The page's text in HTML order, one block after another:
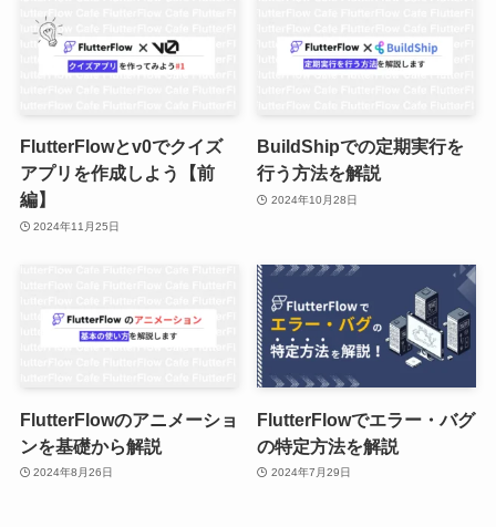
FlutterFlowとv0でクイズ
アプリを作成しよう【前
編】
2024年11月25日
BuildShipでの定期実行を
行う方法を解説
2024年10月28日
FlutterFlowのアニメーショ
ンを基礎から解説
2024年8月26日
FlutterFlowでエラー・バグ
の特定方法を解説
2024年7月29日